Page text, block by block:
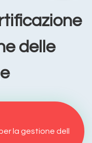
delle
la gestione dell